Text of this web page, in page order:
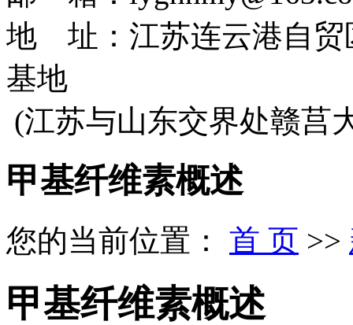
地 址：江苏连云港自贸
基地
(江苏与山东交界处赣莒
甲基纤维素概述
您的当前位置： 首 页 >>
甲基纤维素概述